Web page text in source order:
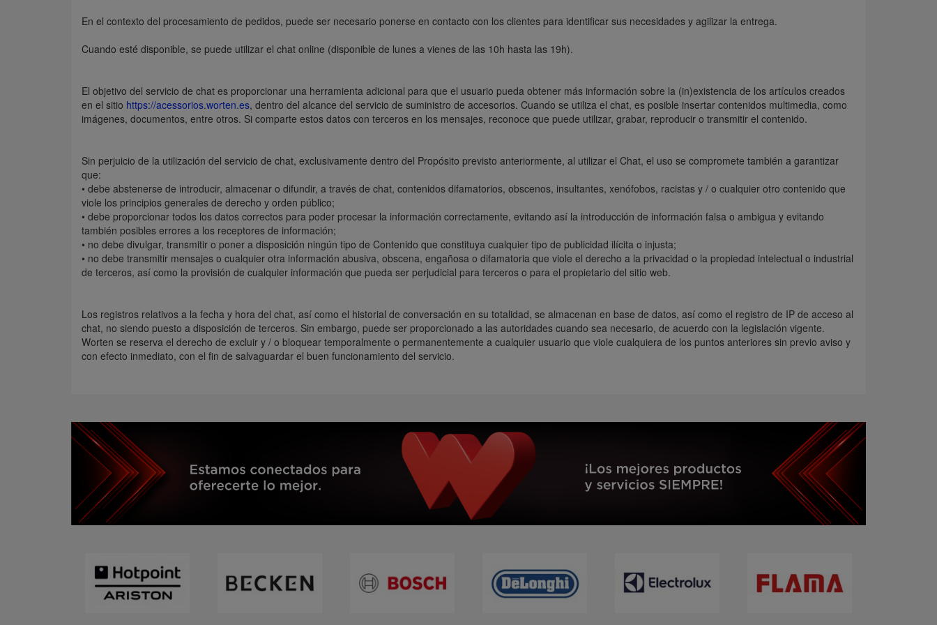
En el contexto del procesamiento de pedidos, puede ser necesario ponerse en contacto con los clientes para identificar sus necesidades y agilizar la entrega.
Cuando esté disponible, se puede utilizar el chat online (disponible de lunes a vienes de las 10h hasta las 19h).
El objetivo del servicio de chat es proporcionar una herramienta adicional para que el usuario pueda obtener más información sobre la (in)existencia de los artículos creados
en el sitio https://acessorios.worten.es, dentro del alcance del servicio de suministro de accesorios. Cuando se utiliza el chat, es posible insertar contenidos multimedia, como
imágenes, documentos, entre otros. Si comparte estos datos con terceros en los mensajes, reconoce que puede utilizar, grabar, reproducir o transmitir el contenido.
Sin perjuicio de la utilización del servicio de chat, exclusivamente dentro del Propósito previsto anteriormente, al utilizar el Chat, el uso se compromete también a garantizar
que:
• debe abstenerse de introducir, almacenar o difundir, a través de chat, contenidos difamatorios, obscenos, insultantes, xenófobos, racistas y / o cualquier otro contenido que
viole los principios generales de derecho y orden público;
• debe proporcionar todos los datos correctos para poder procesar la información correctamente, evitando así la introducción de información falsa o ambigua y evitando
también posibles errores a los receptores de información;
• no debe divulgar, transmitir o poner a disposición ningún tipo de Contenido que constituya cualquier tipo de publicidad ilícita o injusta;
• no debe transmitir mensajes o cualquier otra información abusiva, obscena, engañosa o difamatoria que viole el derecho a la privacidad o la propiedad intelectual o industrial
de terceros, así como la provisión de cualquier información que pueda ser perjudicial para terceros o para el propietario del sitio web.
Los registros relativos a la fecha y hora del chat, así como el historial de conversación en su totalidad, se almacenan en base de datos, así como el registro de IP de acceso al
chat, no siendo puesto a disposición de terceros. Sin embargo, puede ser proporcionado a las autoridades cuando sea necesario, de acuerdo con la legislación vigente.
Worten se reserva el derecho de excluir y / o bloquear temporalmente o permanentemente a cualquier usuario que viole cualquiera de los puntos anteriores sin previo aviso y
con efecto inmediato, con el fin de salvaguardar el buen funcionamiento del servicio.